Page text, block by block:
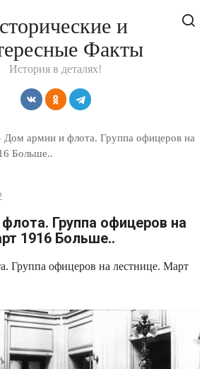
и
Факты
История в деталях!
Дом армии и флота. Группа офицеров на
Больше..
Группа офицеров на
1916 Больше..
Группа офицеров на лестнице. Март